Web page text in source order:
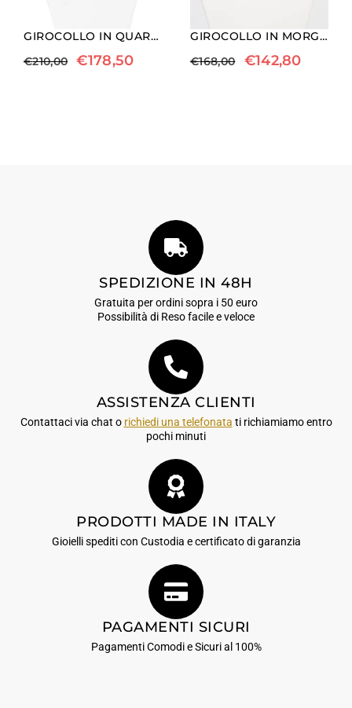
GIROCOLLO IN QUARZO FUMÈ, CITRINO E PERLE PIATTE
€210,00 €178,50
GIROCOLLO IN MORGANITE E PIETRA DEL SOLE
€168,00 €142,80
SPEDIZIONE IN 48H
Gratuita per ordini sopra i 50 euro
Possibilità di Reso facile e veloce
ASSISTENZA CLIENTI
Contattaci via chat o richiedi una telefonata ti richiamiamo entro
pochi minuti
PRODOTTI MADE IN ITALY
Gioielli spediti con Custodia e certificato di garanzia
PAGAMENTI SICURI
Pagamenti Comodi e Sicuri al 100%